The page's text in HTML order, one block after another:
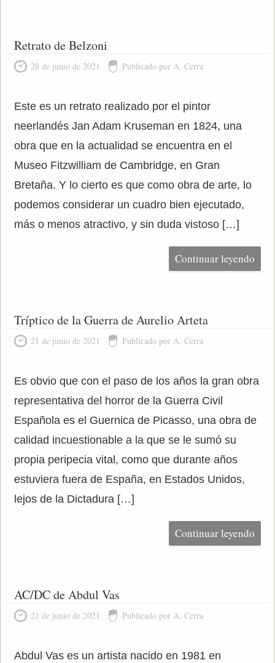
Retrato de Belzoni
28 de junio de 2021 Publicado por A. Cerra
Este es un retrato realizado por el pintor
neerlandés Jan Adam Kruseman en 1824, una
obra que en la actualidad se encuentra en el
Museo Fitzwilliam de Cambridge, en Gran
Bretaña. Y lo cierto es que como obra de arte, lo
podemos considerar un cuadro bien ejecutado,
más o menos atractivo, y sin duda vistoso […]
Continuar leyendo
Tríptico de la Guerra de Aurelio Arteta
21 de junio de 2021 Publicado por A. Cerra
Es obvio que con el paso de los años la gran obra
representativa del horror de la Guerra Civil
Española es el Guernica de Picasso, una obra de
calidad incuestionable a la que se le sumó su
propia peripecia vital, como que durante años
estuviera fuera de España, en Estados Unidos,
lejos de la Dictadura […]
Continuar leyendo
AC/DC de Abdul Vas
21 de junio de 2021 Publicado por A. Cerra
Abdul Vas es un artista nacido en 1981 en